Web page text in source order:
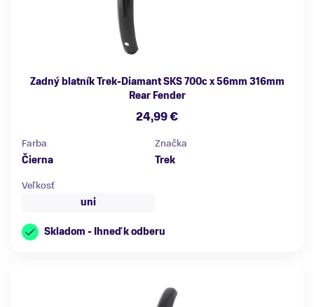
Zadný blatník Trek-Diamant SKS 700c x 56mm 316mm
Rear Fender
24,99 €
Farba
Čierna
Značka
Trek
Veľkosť
uni
Skladom - Ihneď k odberu